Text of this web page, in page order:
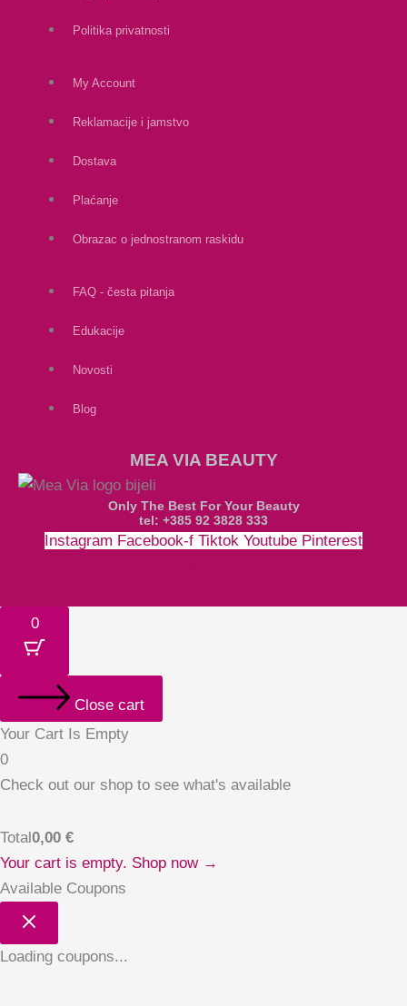
Politika privatnosti
My Account
Reklamacije i jamstvo
Dostava
Plaćanje
Obrazac o jednostranom raskidu
FAQ - česta pitanja
Edukacije
Novosti
Blog
MEA VIA BEAUTY
Only The Best For Your Beauty
tel: +385 92 3828 333
Instagram Facebook-f Tiktok Youtube Pinterest
0
Close cart
Your Cart Is Empty
0
Check out our shop to see what's available
Total0,00 €
Your cart is empty. Shop now →
Available Coupons
Loading coupons...